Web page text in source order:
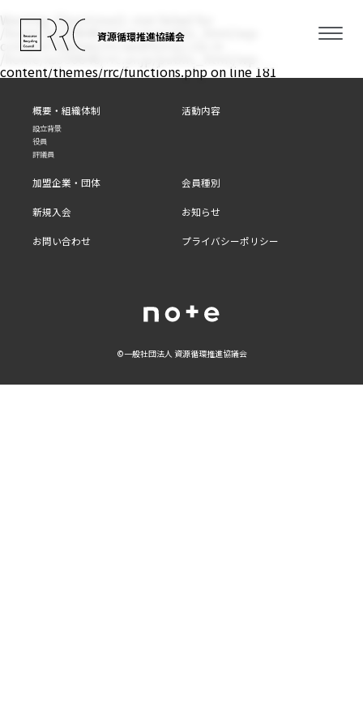
Warning: filemtime(): stat failed for
/home/xs350646/rrc.or.jp/public_html/wp-
content/themes/rrc/assets/css/.css in
content/themes/rrc/functions.phpon line 181
資源循環推進協議会
概要・組織体制
設立背景
役員
評議員
活動内容
加盟企業・団体 会員種別
新規入会 お知らせ
お問い合わせ プライバシーポリシー
©⼀般社団法⼈ 資源循環推進協議会